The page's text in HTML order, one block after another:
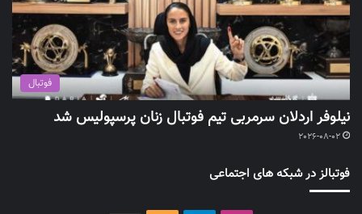
فوتبال
نیلوفر اردلان سرمربی تیم فوتبال زنان پرسپولیس شد
2026-08-02
فوتبالز در شبکه های اجتماعی